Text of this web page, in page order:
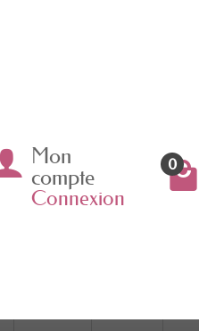
Mon
compte
Connexion
0